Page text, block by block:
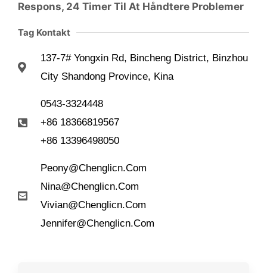
Respons, 24 Timer Til At Håndtere Problemer
Tag Kontakt
137-7# Yongxin Rd, Bincheng District, Binzhou
City Shandong Province, Kina
0543-3324448
+86 18366819567
+86 13396498050
Peony@chenglicn.com
Nina@chenglicn.com
Vivian@chenglicn.com
Jennifer@chenglicn.com